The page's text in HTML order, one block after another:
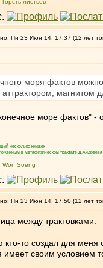
Горсть листьев
Пн 23 Июн 14, 17:37 (12 лет
моря фактов
аттрактором, магнитом
море фактов" -
несколько книжек
в метафизическом трактате
Won Soeng
Пн 23 Июн 14, 17:50 (12 лет
между трактовками:
кто-то создал для меня
имеет своим условием